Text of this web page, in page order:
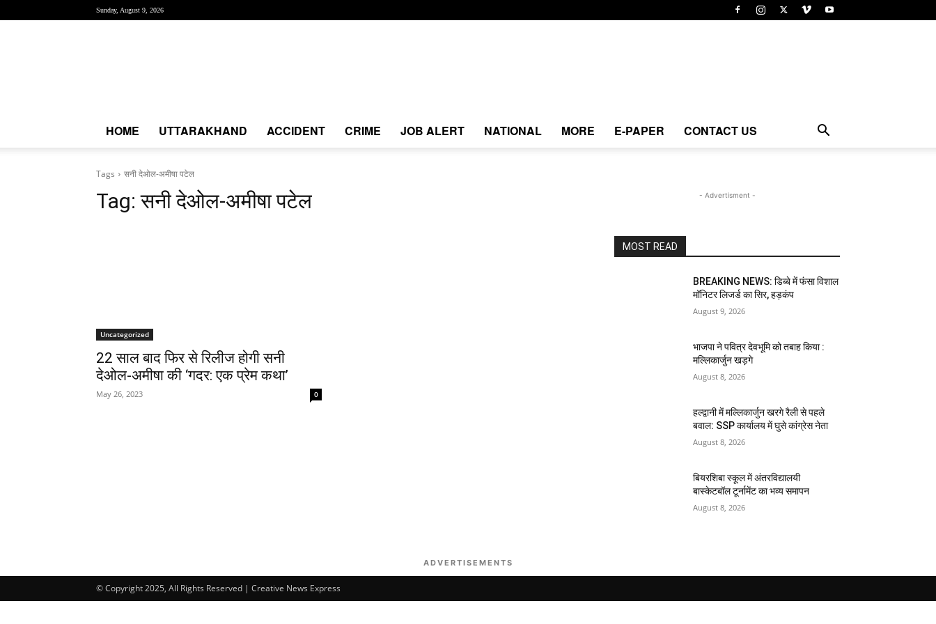
Sunday, August 9, 2026
HOME UTTARAKHAND ACCIDENT CRIME JOB ALERT NATIONAL MORE E-PAPER CONTACT US
Tags सनी देओल-अमीषा पटेल
Tag:सनी देओल-अमीषा पटेल
Uncategorized
22 साल बाद फिर से रिलीज होगी सनी
देओल-अमीषा की ‘गदर: एक प्रेम कथा’
May 26, 2023 0
- Advertisment -
MOST READ
BREAKING NEWS: डिब्बे में फंसा विशाल
मॉनिटर लिजर्ड का सिर, हड़कंप
August 9, 2026
भाजपा ने पवित्र देवभूमि को तबाह किया :
मल्लिकार्जुन खड़गे
August 8, 2026
हल्द्वानी में मल्लिकार्जुन खरगे रैली से पहले
बवाल: SSP कार्यालय में घुसे कांग्रेस नेता
August 8, 2026
बियरशिबा स्कूल में अंतरविद्यालयी
बास्केटबॉल टूर्नामेंट का भव्य समापन
August 8, 2026
ADVERTISEMENTS
© Copyright 2025, All Rights Reserved | Creative News Express